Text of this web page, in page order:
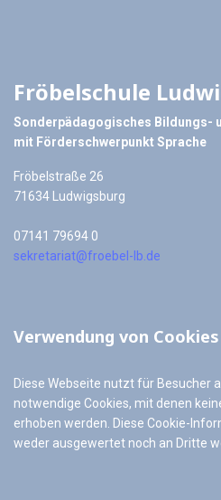
Fröbelschule
Sonderpädagogisches Bildungs-
mit Förderschwerpunkt Sprache
Fröbelstraße 26
71634 Ludwigsburg
07141 79694 0
sekretariat@froebel-lb.de
Verwendung von Cookies
Diese Webseite nutzt für Besucher
notwendige Cookies, mit denen
erhoben werden. Diese Cookie-
weder ausgewertet noch an Dritte